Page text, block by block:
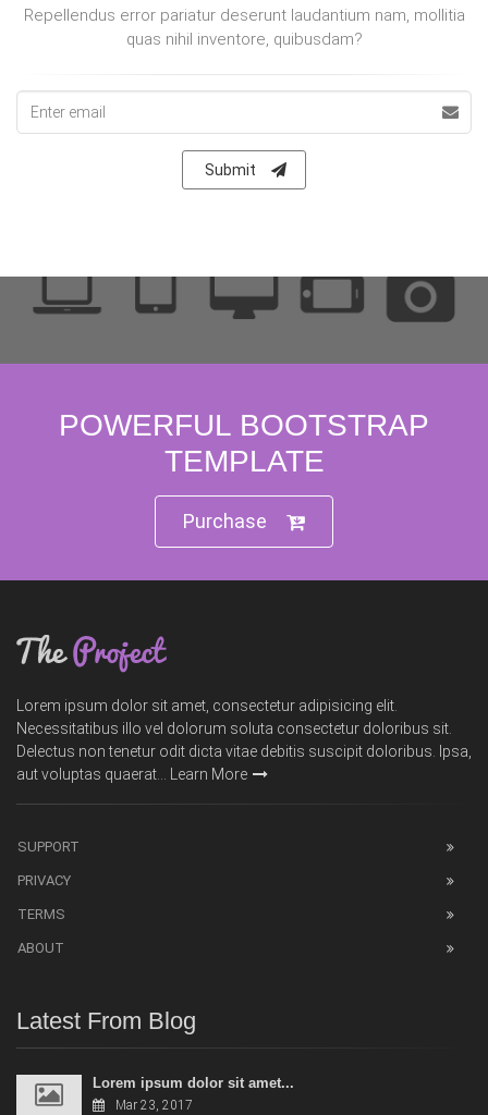
Repellendus error pariatur deserunt laudantium nam, mollitia
quas nihil inventore, quibusdam?
Submit
POWERFUL BOOTSTRAP
TEMPLATE
Purchase
Lorem ipsum dolor sit amet, consectetur adipisicing elit.
Necessitatibus illo vel dolorum soluta consectetur doloribus sit.
Delectus non tenetur odit dicta vitae debitis suscipit doloribus. Ipsa,
aut voluptas quaerat...
Learn More
SUPPORT
PRIVACY
TERMS
ABOUT
Latest From Blog
Lorem ipsum dolor sit amet...
Mar 23, 2017